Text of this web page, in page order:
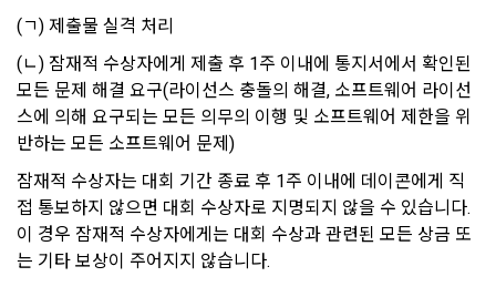
보들을 전자우편이나 서신우편, SMS 등을 이용하여 제공할 수
있다.
2. "회사"는 제공하는 서비스와 관련되는 정보 또는 광고를 서비
스 화면, 홈페이지 등에 게재할 수 있다.
3. "회사"는 서비스상에 게재되어 있거나 본 서비스를 통한 광고
주의 판촉활동에 "회원"이 참여하거나 교신 또는 거래를 함으로
써 발생하는 모든 손실과 손해에 대해 책임을 지지 않는다.
4. "회원"은 개인 이메일 등으로의 상업적 광고에 대해 수신 동의
를 별도로 할 수 있다. 광고가 게재된 전자우편을 수신한 “회
원”은 언제든지 원하는 경우에 “회사”에게 수신거절을 할 수 있
회원탈퇴, 서비스 종료, 이용자에게 동의 받은 개인정보 보유기
간의 도래와 같이 개인정보의 수집 및 이용목적이 달성된 개인
정보는 재생이 불가능한 방법으로 파기하고 있습니다. 법령에서
보존의무를 부과한 정보에 대해서도 해당 기간 경과 후 지체없
이 재생이 불가능한 방법으로 파기합니다. 전자적 파일 형태의
경우 복구 및 재생이 되지 않도록 안전하게 삭제하며, 출력물 등
은 분쇄하거나 소각하는 방식 등으로 파기합니다.
“회사”는 ‘개인정보 유효기간제’에 따라 1년간 서비스를 이용하
지 않은 회원의 개인정보를 별도로 분리 보관하여 관리하고 있
습니다.
(ㄱ) 제출물 실격 처리
(ㄴ) 잠재적 수상자에게 제출 후 1주 이내에 통지서에서 확인된
모든 문제 해결 요구(라이선스 충돌의 해결, 소프트웨어 라이선
스에 의해 요구되는 모든 의무의 이행 및 소프트웨어 제한을 위
반하는 모든 소프트웨어 문제)
잠재적 수상자는 대회 기간 종료 후 1주 이내에 데이콘에게 직
접 통보하지 않으면 대회 수상자로 지명되지 않을 수 있습니다.
이 경우 잠재적 수상자에게는 대회 수상과 관련된 모든 상금 또
는 기타 보상이 주어지지 않습니다.